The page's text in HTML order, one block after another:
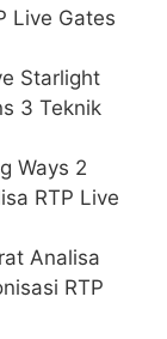
Live Gates
Starlight
3 Teknik
Ways 2
RTP Live
Analisa
RTP